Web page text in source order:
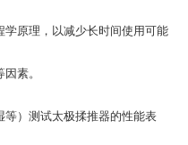
原理，以减少长时间使用可能
素。
）测试太极揉推器的性能表